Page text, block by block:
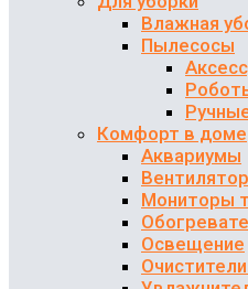
Влажная
Пылесосы
Комфорт в доме
Аквариумы
Вентилятор
Мониторы
Освещение